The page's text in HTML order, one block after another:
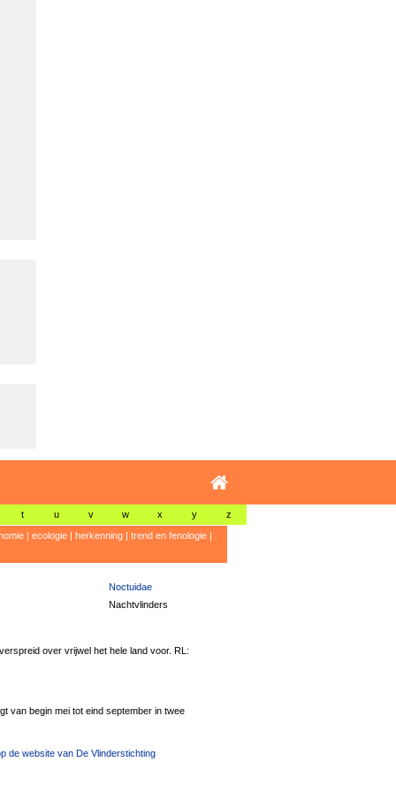
t u v w x y z
| ecologie| herkenning| trend en fenologie|
Noctuidae
Nachtvlinders
over vrijwel het hele land voor. RL:
van begin mei tot eind september in twee
de website van De Vlinderstichting